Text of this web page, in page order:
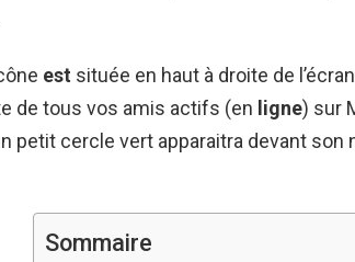
est située en haut à droite de
de tous vos amis actifs (en ligne) sur
petit cercle vert apparaitra devant son
Sommaire